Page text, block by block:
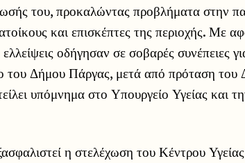
του, προκαλώντας προβλήματα στην
και επισκέπτες της περιοχής. Με
οδήγησαν σε σοβαρές συνέπειες
του Δήμου Πάργας, μετά από πρόταση του
υπόμνημα στο Υπουργείο Υγείας και
η στελέχωση του Κέντρου